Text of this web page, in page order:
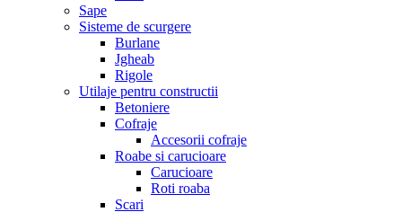
Sape
Sisteme de scurgere
Burlane
Jgheab
Rigole
Utilaje pentru constructii
Betoniere
Cofraje
Accesorii cofraje
Roabe si carucioare
Carucioare
Roti roaba
Scari